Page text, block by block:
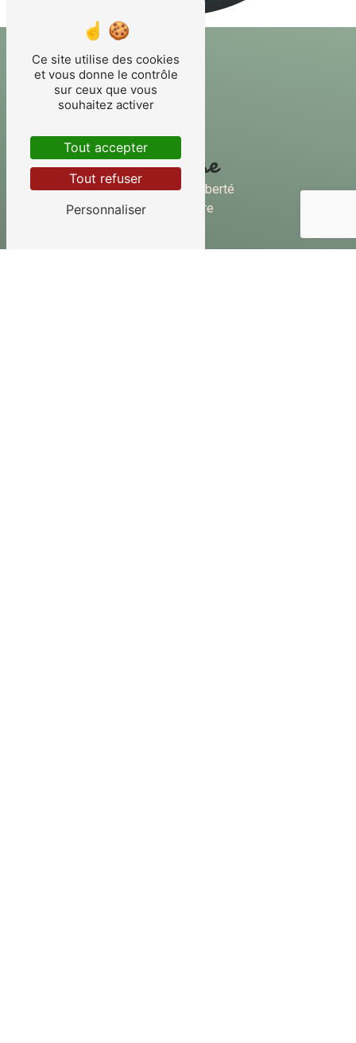
Adresse
40 Rue de la Liberté
45250 Briare
Ce site utilise des cookies
et vous donne le contrôle
sur ceux que vous
souhaitez activer
Tout accepter
Tout refuser
Personnaliser